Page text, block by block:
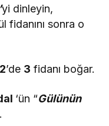
yi dinleyin,
fidanını sonra o
’de 3 fidanı boğar.
‘ün “Gülünün